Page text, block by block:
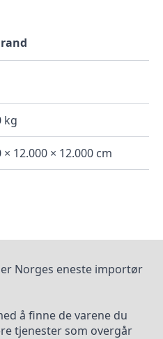
kg
× 12.000 × 12.000 cm
er Norges eneste importør
å finne de varene du
tjenester som overgår